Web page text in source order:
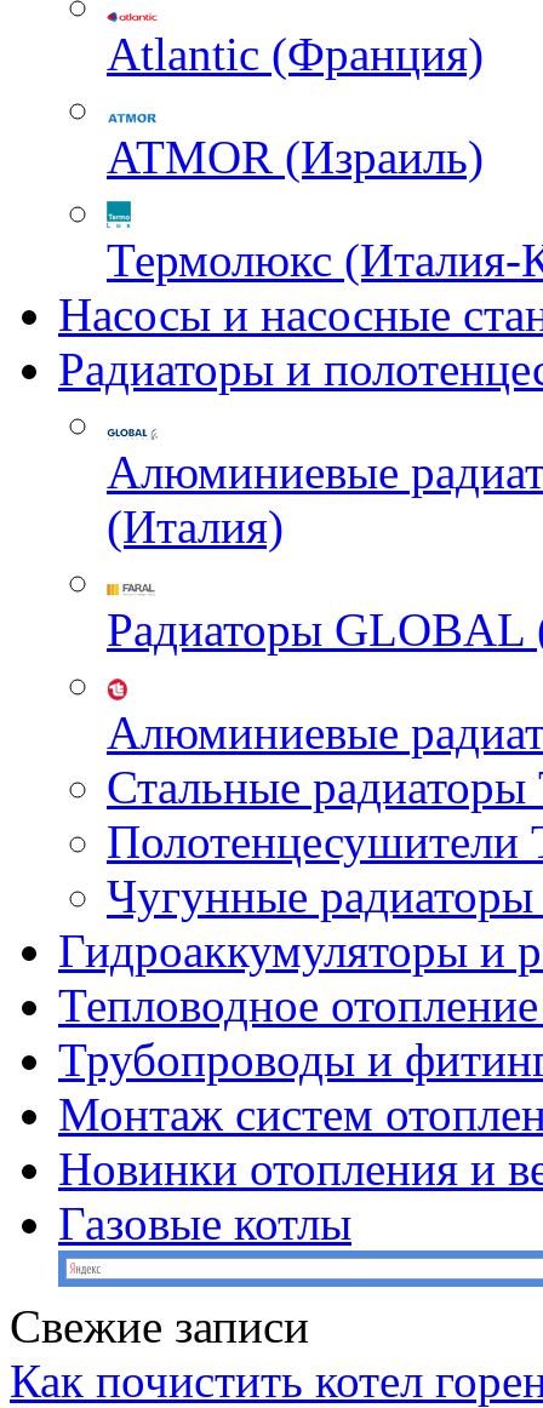
Atlantic (Франция)
ATMOR (Израиль)
Термолюкс (Италия-
Насосы и насосные
Радиаторы и
Алюминиевые
(Италия)
Радиаторы GLOBAL
Алюминиевые
Стальные
Чугунные
Гидроаккумуляторы и
Тепловодное
Трубопроводы и
Монтаж систем
Новинки отопления и
Газовые котлы
Свежие записи
Как почистить котел